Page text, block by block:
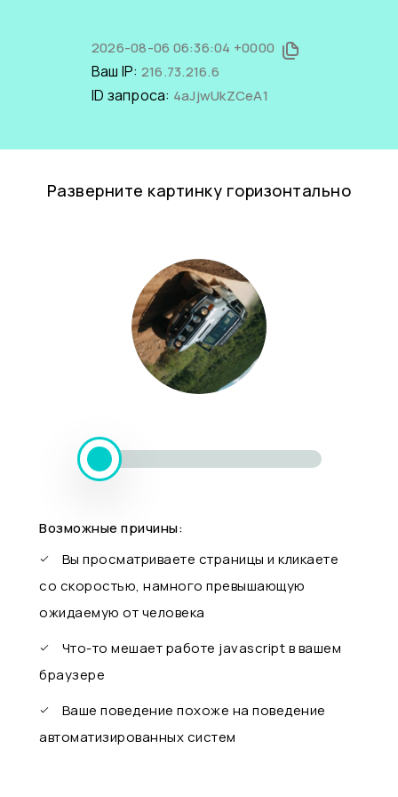
2026-08-06 06:36:04 +0000
Ваш IP: 216.73.216.6
ID запроса: 4aJjwUkZCeA1
Разверните картинку горизонтально
Возможные причины:
Вы просматриваете страницы и кликаете
со скоростью, намного превышающую
ожидаемую от человека
Что-то мешает работе javascript в вашем
браузере
Ваше поведение похоже на поведение
автоматизированных систем